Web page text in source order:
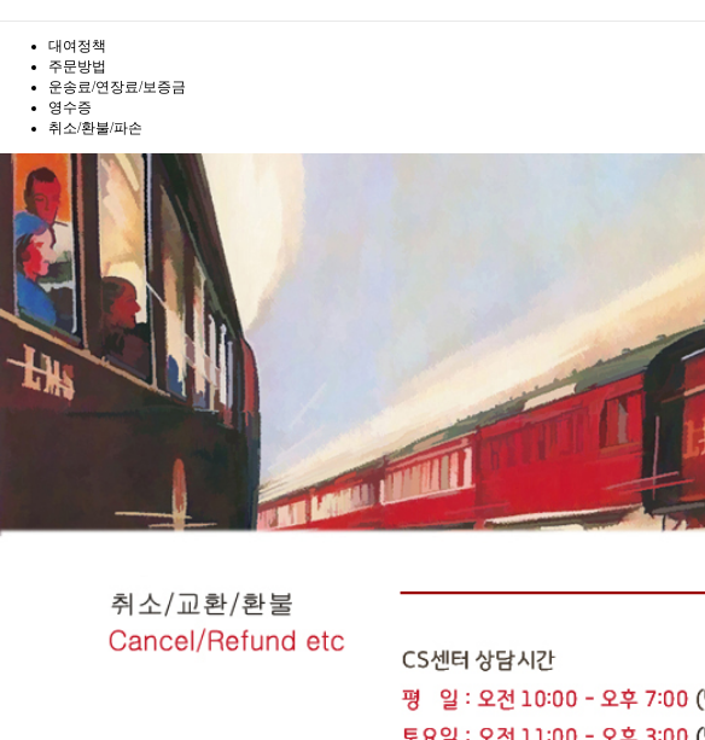
대여정책
주문방법
운송료/연장료/보증금
영수증
취소/환불/파손